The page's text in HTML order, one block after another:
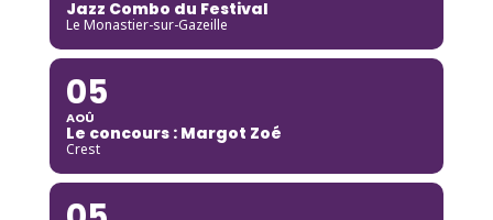
Jazz Combo du Festival
Le Monastier-sur-Gazeille
05
AOÛ
Le concours : Margot Zoé
Crest